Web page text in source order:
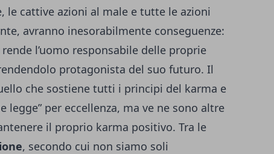
le cattive azioni al male e tutte le azioni
avranno inesorabilmente conseguenze:
l’uomo responsabile delle proprie
protagonista del suo futuro. Il
che sostiene tutti i principi del karma e
legge” per eccellenza, ma ve ne sono altre
il proprio karma positivo. Tra le
, secondo cui non siamo soli